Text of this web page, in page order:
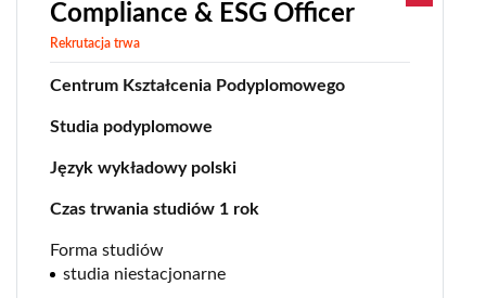
Compliance & ESG Officer
Rekrutacja trwa
Centrum Kształcenia Podyplomowego
Studia podyplomowe
Język wykładowy polski
Czas trwania studiów 1 rok
Forma studiów
studia niestacjonarne